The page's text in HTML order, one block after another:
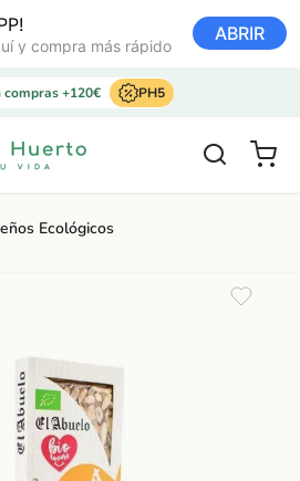
y compra más rápido
ABRIR
compras +120€ PH5
Carrito
Ecológicos